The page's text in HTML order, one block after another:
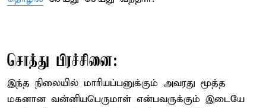
சொத்து பிரச்சினை:
இந்த நிலையில் மாரியப்பனுக்கும் அவரது மூத்த
மகனான வன்னியபெருமாள் என்பவருக்கும் இடையே